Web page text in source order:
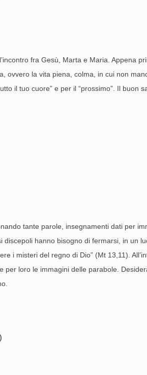
fra Gesù, Marta e Maria. Appena
ovvero la vita piena, colma, in cui non
il tuo cuore” e per il “prossimo”. Il
tante parole, insegnamenti dati per
discepoli hanno bisogno di fermarsi, in un
i misteri del regno di Dio” (Mt 13,11).
per loro le immagini delle parabole.